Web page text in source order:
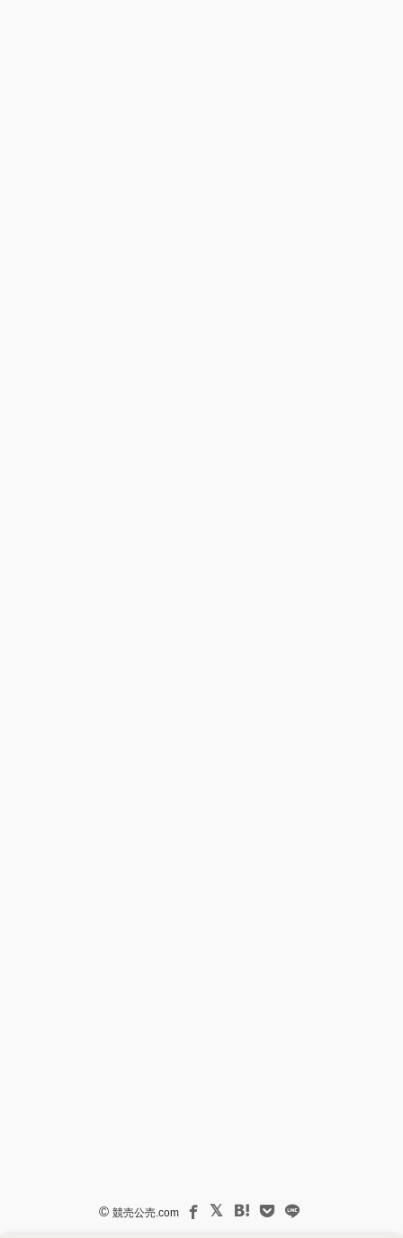
© 競売公売.com